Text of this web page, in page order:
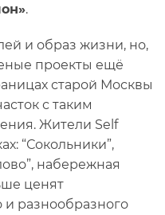
.
и образ жизни, но,
проекты ещё
старой Москвы
с таким
Жители Self
“Сокольники”,
набережная
ценят
разнообразного